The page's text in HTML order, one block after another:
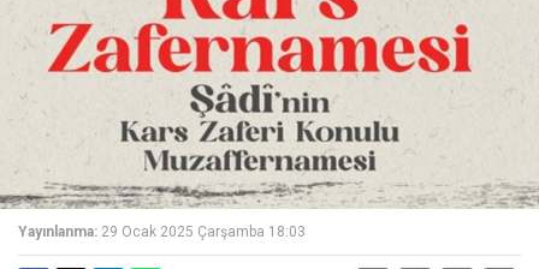
Yayınlanma: 29 Ocak 2025 Çarşamba 18:03